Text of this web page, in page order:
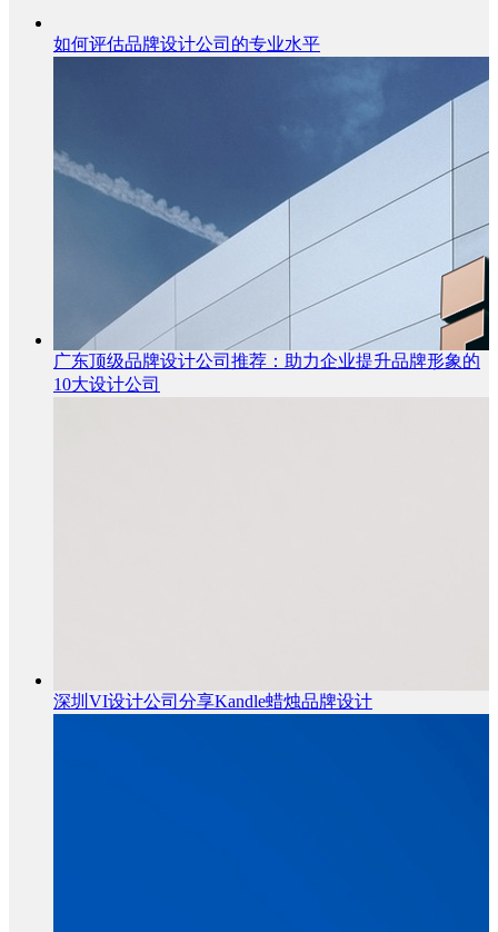
如何评估品牌设计公司的专业水平
广东顶级品牌设计公司推荐：助力企业提升品牌形象的
10大设计公司
深圳VI设计公司分享Kandle蜡烛品牌设计